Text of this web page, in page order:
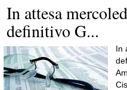
In attesa
definitivo G...
In